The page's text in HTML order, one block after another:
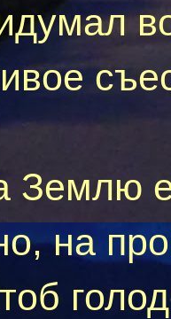
съе
Землю
на